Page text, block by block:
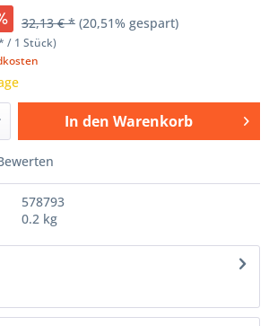
32,13 € * (20,51% gespart)
/ 1 Stück)
In den Warenkorb
578793
0.2 kg